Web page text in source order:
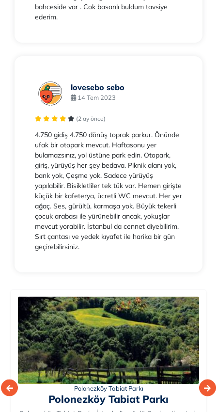
bahceside var . Cok basarılı buldum tavsiye
ederim.
lovesebo sebo
14 Tem 2023
(2 ay önce)
4.750 gidiş 4.750 dönüş toprak parkur. Önünde
ufak bir otopark mevcut. Haftasonu yer
bulamazsınız, yol üstüne park edin. Otopark,
giriş, yürüyüş her şey bedava. Piknik alanı yok,
bank yok, Çeşme yok. Sadece yürüyüş
yapılabilir. Bisikletliler tek tük var. Hemen girişte
küçük bir kafeterya, ücretli WC mevcut. Her yer
ağaç. Ses, gürültü, karmaşa yok. Büyük tekerli
çocuk arabası ile yürünebilir ancak, yokuşlar
mevcut yorabilir. İstanbul da cennet diyebilirim.
Sırt çantası ve yedek kıyafet ile harika bir gün
geçirebilirsiniz.
Polonezköy Tabiat Parkı
Polonezköy Tabiat Parkı